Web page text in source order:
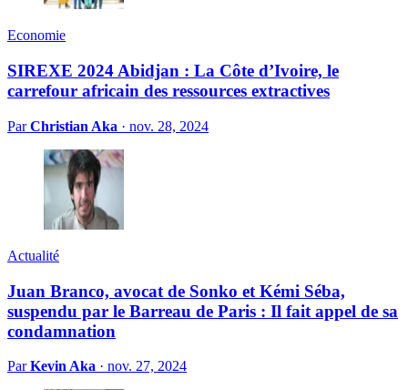
Economie
SIREXE 2024 Abidjan : La Côte d’Ivoire, le
carrefour africain des ressources extractives
ParChristian Aka · nov. 28, 2024
Actualité
Juan Branco, avocat de Sonko et Kémi Séba,
suspendu par le Barreau de Paris : Il fait appel de sa
condamnation
ParKevin Aka · nov. 27, 2024